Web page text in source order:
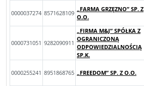
0000037274 8571628109
„FARMA GRZĘZNO” SP. Z
O.O.
0000731051 9282090911
„FIRMA M&J” SPÓŁKA Z
OGRANICZONĄ
ODPOWIEDZIALNOŚCIĄ
SP.K.
0000255241 8951868765 „FREEDOM” SP. Z O.O.